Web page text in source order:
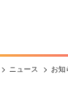
ニュース お知